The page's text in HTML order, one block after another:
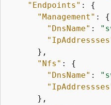
"Endpoints" : {
"Management" : {
"DnsName" :
      },
"Nfs" : {
"DnsName" :
      },